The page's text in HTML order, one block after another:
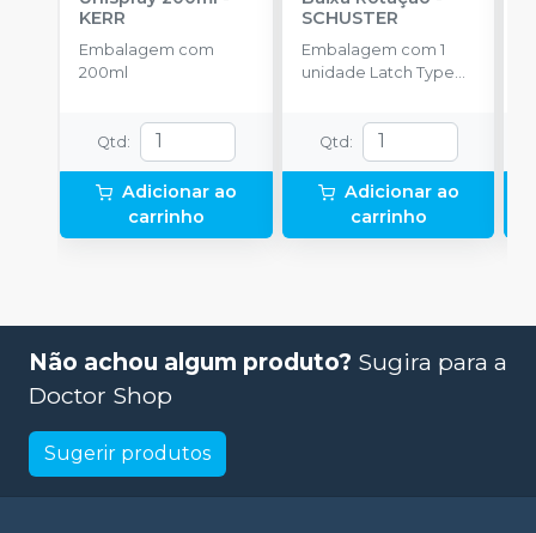
KERR
Embalagem com
200ml
Qtd :
Adicionar ao
carrinho
SCHUSTER
Embalagem com 1
unidade Latch Type
Qtd :
Adicionar ao
carrinho
Não achou algum produto? Sugira para a
Doctor Shop
Sugerir produtos